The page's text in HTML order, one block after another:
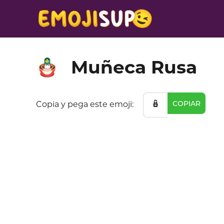
🪆 Muñeca Rusa
Copia y pega este emoji: 🪆 COPIAR